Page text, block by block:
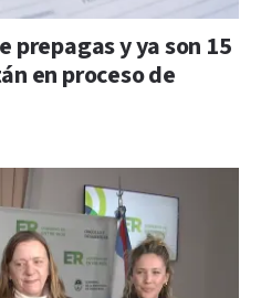
prepagas y ya son 15
en proceso de